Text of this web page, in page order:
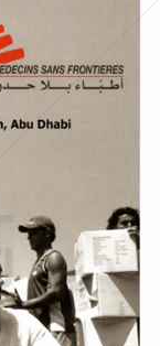
2006